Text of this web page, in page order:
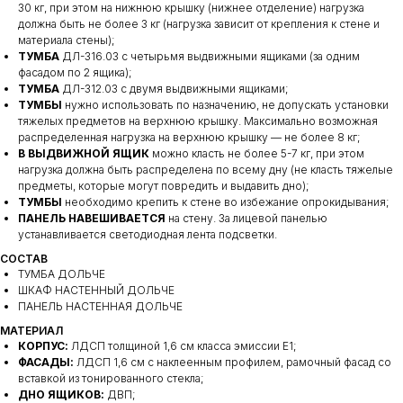
30 кг, при этом на нижнюю крышку (нижнее отделение) нагрузка
должна быть не более 3 кг (нагрузка зависит от крепления к стене и
материала стены);
ТУМБА ДЛ-316.03 с четырьмя выдвижными ящиками (за одним
фасадом по 2 ящика);
ТУМБА ДЛ-312.03 с двумя выдвижными ящиками;
ТУМБЫ нужно использовать по назначению, не допускать установки
тяжелых предметов на верхнюю крышку. Максимально возможная
распределенная нагрузка на верхнюю крышку — не более 8 кг;
В ВЫДВИЖНОЙ ЯЩИК можно класть не более 5-7 кг, при этом
нагрузка должна быть распределена по всему дну (не класть тяжелые
предметы, которые могут повредить и выдавить дно);
ТУМБЫ необходимо крепить к стене во избежание опрокидывания;
ПАНЕЛЬ НАВЕШИВАЕТСЯ на стену. За лицевой панелью
устанавливается светодиодная лента подсветки.
СОСТАВ
ТУМБА ДОЛЬЧЕ
ШКАФ НАСТЕННЫЙ ДОЛЬЧЕ
ПАНЕЛЬ НАСТЕННАЯ ДОЛЬЧЕ
МАТЕРИАЛ
КОРПУС: ЛДСП толщиной 1,6 см класса эмиссии Е1;
ФАСАДЫ: ЛДСП 1,6 см с наклеенным профилем, рамочный фасад со
вставкой из тонированного стекла;
ДНО ЯЩИКОВ: ДВП;